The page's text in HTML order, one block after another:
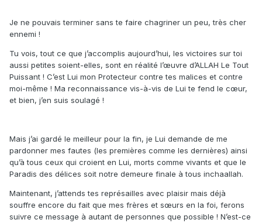
Je ne pouvais terminer sans te faire chagriner un peu, très cher
ennemi !
Tu vois, tout ce que j’accomplis aujourd’hui, les victoires sur toi
aussi petites soient-elles, sont en réalité l’œuvre d’ALLAH Le Tout
Puissant ! C’est Lui mon Protecteur contre tes malices et contre
moi-même ! Ma reconnaissance vis-à-vis de Lui te fend le cœur,
et bien, j’en suis soulagé !
Mais j’ai gardé le meilleur pour la fin, je Lui demande de me
pardonner mes fautes (les premières comme les dernières) ainsi
qu’à tous ceux qui croient en Lui, morts comme vivants et que le
Paradis des délices soit notre demeure finale à tous inchaallah.
Maintenant, j’attends tes représailles avec plaisir mais déjà
souffre encore du fait que mes frères et sœurs en la foi, ferons
suivre ce message à autant de personnes que possible ! N’est-ce